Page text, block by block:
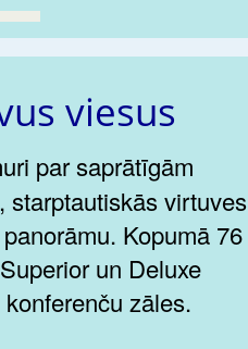
viesus
starptautiskās virtuves
Kopumā 76
un Deluxe
zāles.